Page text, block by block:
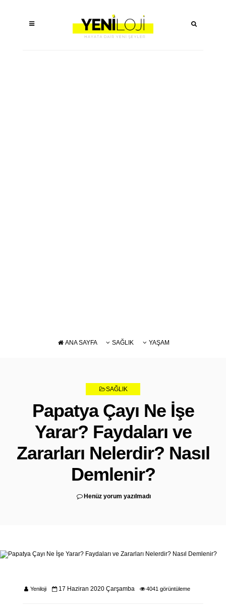
ANA SAYFA SAĞLIK YAŞAM
ZAYIFLAMA
SAĞLIK
Papatya Çayı Ne İşe
Yarar? Faydaları ve
Zararları Nelerdir? Nasıl
Demlenir?
Henüz yorum yazılmadı
Yeniloji 17 Haziran 2020 Çarşamba 4041 görüntüleme